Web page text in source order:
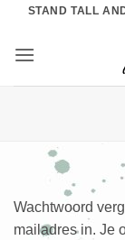
inhoud
STAND TALL
Wachtwoord
mailadres in. Je